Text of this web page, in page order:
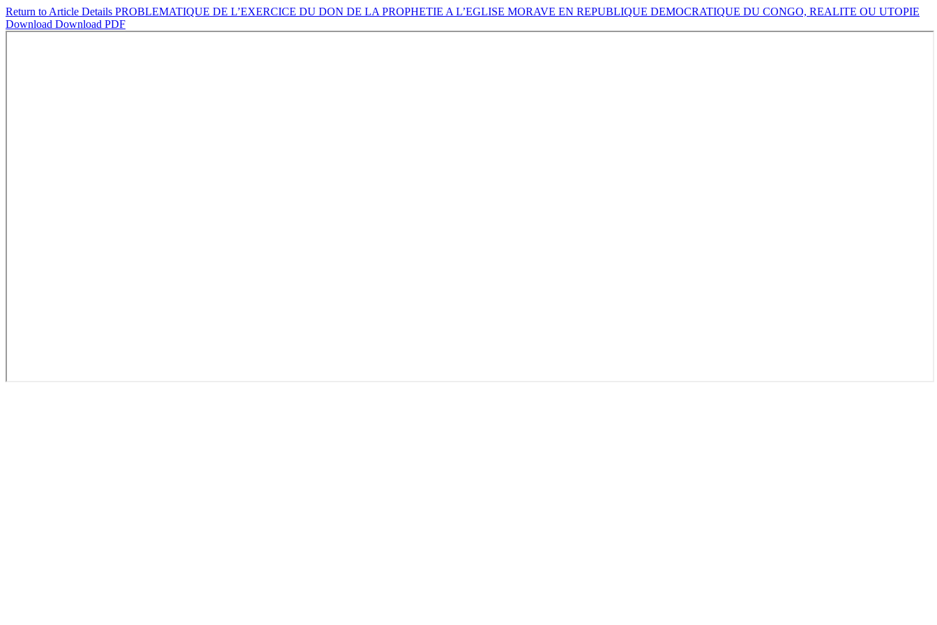
Return to Article Details PROBLEMATIQUE DE L’EXERCICE DU DON DE LA PROPHETIE A L’EGLISE MORAVE EN REPUBLIQUE DEMOCRATIQUE DU CONGO, REALITE OU UTOPIE
Download Download PDF